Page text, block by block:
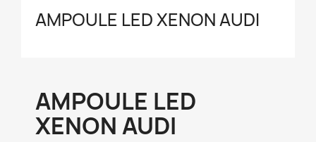
AMPOULE LED XENON AUDI
AMPOULE LED
XENON AUDI